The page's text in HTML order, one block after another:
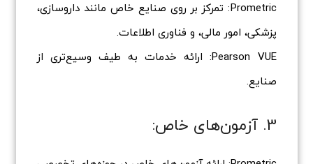
Prometric: تمرکز بر روی صنایع خاص مانند داروسازی،
پزشکی، امور مالی، و فناوری اطلاعات.
Pearson VUE: ارائه خدمات به طیف وسیع‌تری از
صنایع.
3. آزمون‌های خاص: